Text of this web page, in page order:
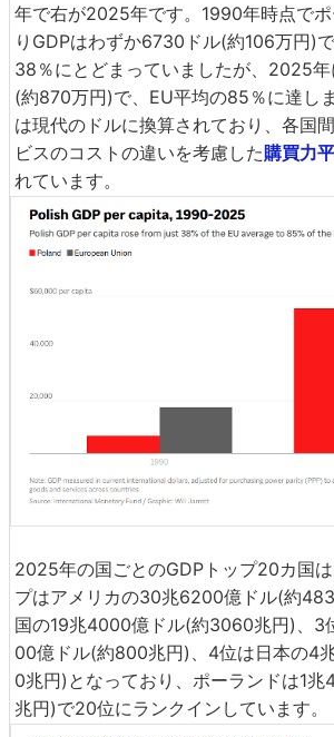
年で右が2025年です。1990年時点でポ
りGDPはわずか6730ドル(約106万円)
38％にとどまっていましたが、2025
(約870万円)で、EU平均の85％に達し
は現代のドルに換算されており、各国
ビスのコストの違いを考慮した購買力
れています。
2025年の国ごとのGDPトップ20カ国
プはアメリカの30兆6200億ドル(約
国の19兆4000億ドル(約3060兆円)、3
00億ドル(約800兆円)、4位は日本の4
0兆円)となっており、ポーランドは1
兆円)で20位にランクインしています。